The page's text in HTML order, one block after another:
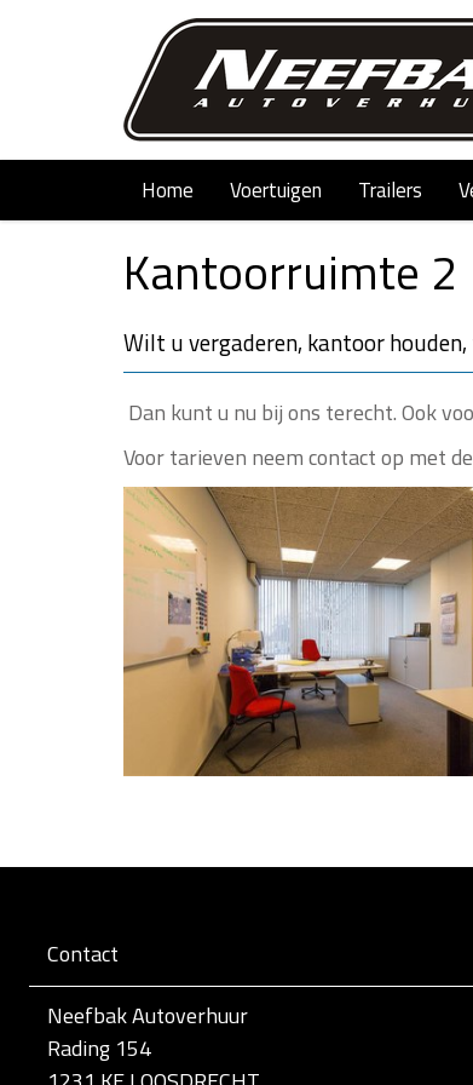
Home Voertuigen Trailers
Kantoorruimte 2
Wilt u vergaderen, kantoor
Dan kunt u nu bij ons terecht. Ook
Voor tarieven neem contact op met
Contact
Neefbak Autoverhuur
Rading 154